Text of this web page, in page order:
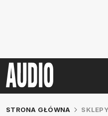
STRONA GŁÓWNA SKLEPY